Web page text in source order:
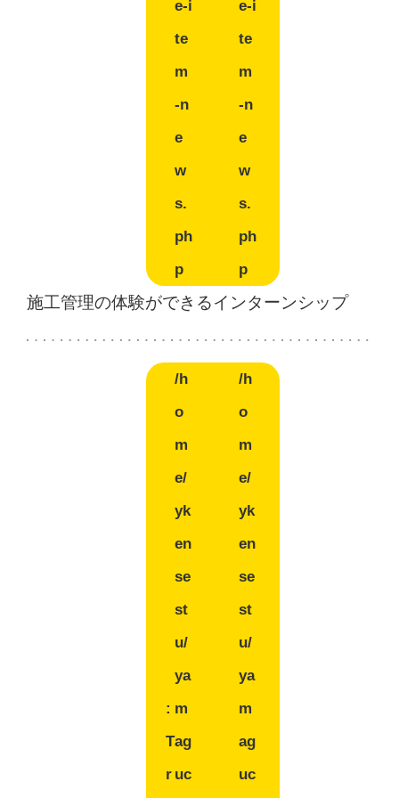
e-i
te
m
-n
e
w
s.
ph
p
e-i
te
m
-n
e
w
s.
ph
p
施工管理の体験ができるインターンシップ
:
T
r
/h
o
m
e/
yk
en
se
st
u/
ya
m
ag
uc
/h
o
m
e/
yk
en
se
st
u/
ya
m
ag
uc